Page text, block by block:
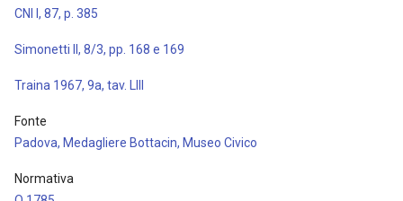
CNI I, 87, p. 385
Simonetti II, 8/3, pp. 168 e 169
Traina 1967, 9a, tav. LIII
Fonte
Padova, Medagliere Bottacin, Museo Civico
Normativa